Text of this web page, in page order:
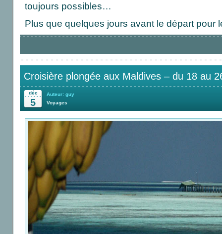
toujours possibles…
Plus que quelques jours avant le départ pour
Croisière plongée aux Maldives – du 18 au
déc
5
Auteur: guy
Voyages